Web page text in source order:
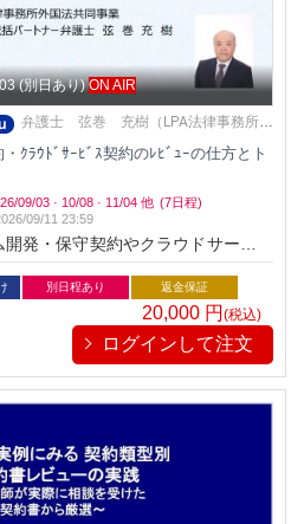
(別日あり) ON AIR
弁護士 弦巻 充樹（LPA法律事務所外
人）
ｸﾗｳﾄﾞｻｰﾋﾞｽ契約のﾚﾋﾞｭｰの仕方とト
09/03 · 10/08 · 11/04 他 (7日程)
09/11 23:59
発・保守契約やクラウドサービス
ル対応について学びます。契約の
ジまでを網羅し、安全な契約運営
のライブ配信は、アーカイブ動画
別日程あり 返金保証
20,000 円(税込)
ログインして注文